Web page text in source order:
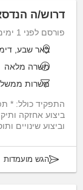
דרוש/ה
פורסם לפני 1 ימים
באר שבע,
משרה מלאה
משרות
התפקיד כולל: *
ביצוע אחזקה
וביצוע שינויים
הגש מועמדות